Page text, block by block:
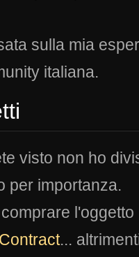
sulla mia
italiana.
visto non ho
per importanza.
...